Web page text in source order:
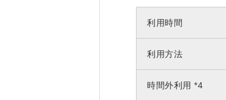
利用時間
利用方法
時間外利用 *4